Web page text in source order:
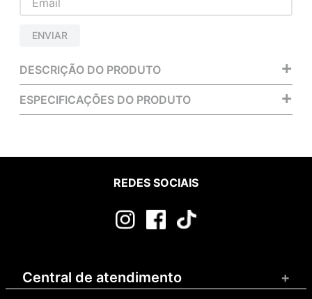
ENVIAR
DESCRIÇÃO DO PRODUTO +
ESPECIFICAÇÕES DO PRODUTO +
REDES SOCIAIS
Central de atendimento +